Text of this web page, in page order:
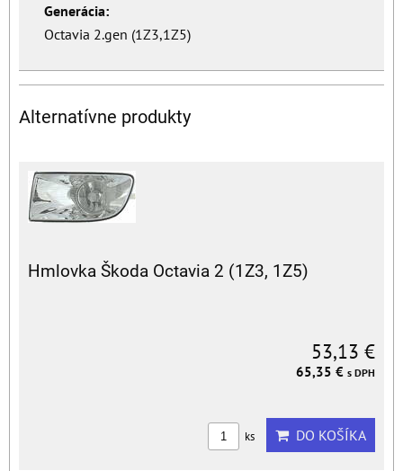
Generácia:
Octavia 2.gen (1Z3,1Z5)
Alternatívne produkty
Hmlovka Škoda Octavia 2 (1Z3, 1Z5)
53,13 €
65,35 € s DPH
ks DO KOŠÍKA